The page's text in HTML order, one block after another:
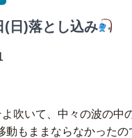
(日)落とし込み
吹いて、中々の波の中
動もままならなかったの